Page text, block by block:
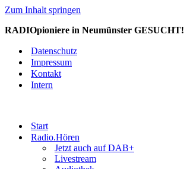
Zum Inhalt springen
RADIOpioniere in Neumünster GESUCHT!
Datenschutz
Impressum
Kontakt
Intern
Start
Radio.Hören
Jetzt auch auf DAB+
Livestream